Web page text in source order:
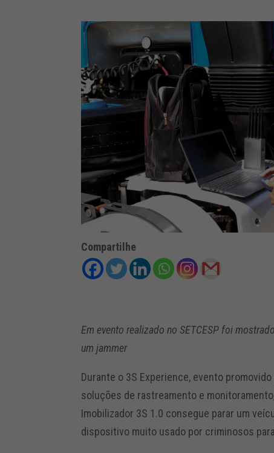
Compartilhe
Em evento realizado no SETCESP foi
um jammer
Durante o 3S Experience, evento promovido
soluções de rastreamento e
Imobilizador 3S 1.0 consegue parar um
dispositivo muito usado por criminosos